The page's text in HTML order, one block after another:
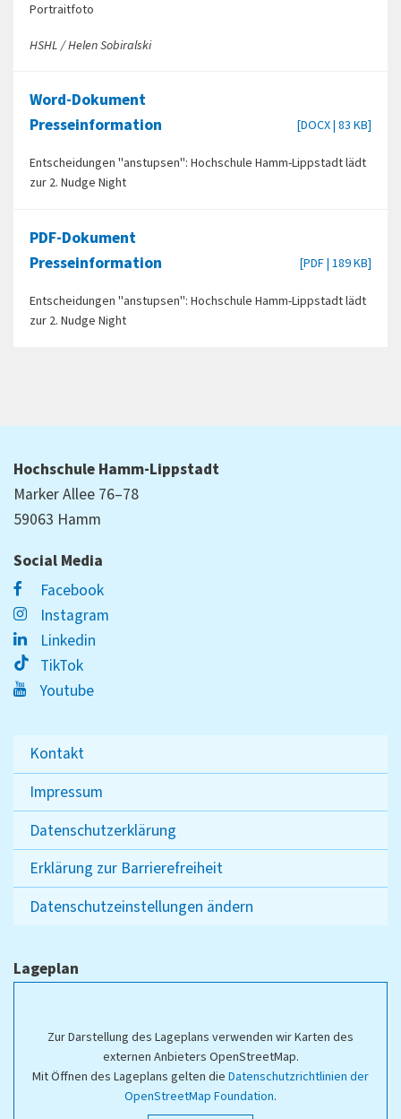
Portraitfoto
HSHL / Helen Sobiralski
Word-Dokument
Presseinformation
[DOCX | 83 KB]
Entscheidungen "anstupsen": Hochschule Hamm-Lippstadt lädt
zur 2. Nudge Night
PDF-Dokument
Presseinformation
[PDF | 189 KB]
Entscheidungen "anstupsen": Hochschule Hamm-Lippstadt lädt
zur 2. Nudge Night
Hochschule Hamm-Lippstadt
Marker Allee 76–78
59063 Hamm
Social Media
Facebook
Instagram
Linkedin
TikTok
Youtube
Kontakt
Impressum
Datenschutzerklärung
Erklärung zur Barrierefreiheit
Datenschutzeinstellungen ändern
Lageplan
Zur Darstellung des Lageplans verwenden wir Karten des
externen Anbieters OpenStreetMap.
Mit Öffnen des Lageplans gelten die Datenschutzrichtlinien der
OpenStreetMap Foundation.